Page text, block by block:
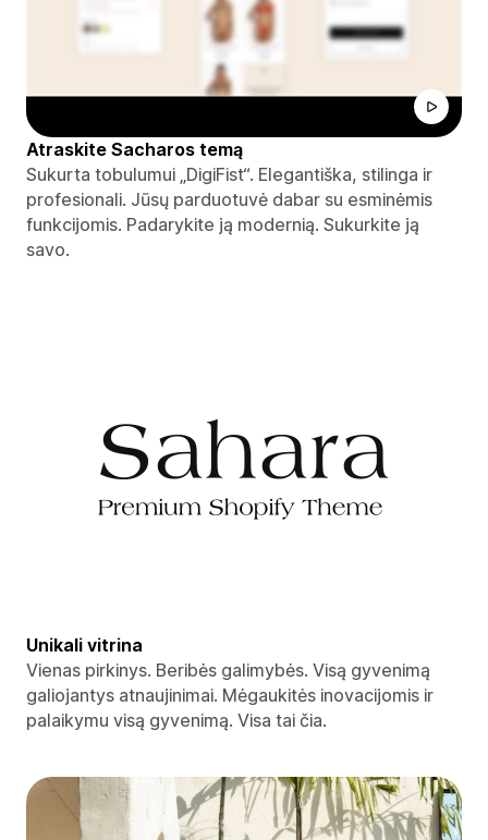
Atraskite Sacharos temą
Sukurta tobulumui „DigiFist“. Elegantiška, stilinga ir
profesionali. Jūsų parduotuvė dabar su esminėmis
funkcijomis. Padarykite ją modernią. Sukurkite ją
savo.
Unikali vitrina
Vienas pirkinys. Beribės galimybės. Visą gyvenimą
galiojantys atnaujinimai. Mėgaukitės inovacijomis ir
palaikymu visą gyvenimą. Visa tai čia.